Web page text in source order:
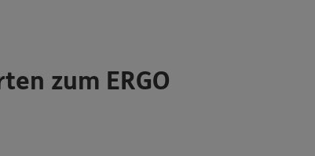
zum ERGO